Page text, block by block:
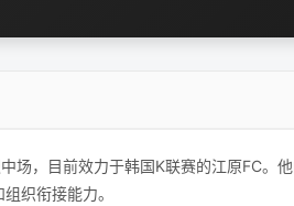
场，目前效力于韩国K联赛的江原FC。
织衔接能力。